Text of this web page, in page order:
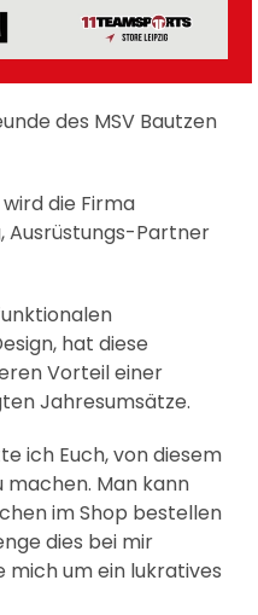
des MSV Bautzen
die Firma
Ausrüstungs-Partner
hat diese
Vorteil einer
Jahresumsätze.
ich Euch, von diesem
Man kann
im Shop bestellen
dies bei mir
um ein lukratives